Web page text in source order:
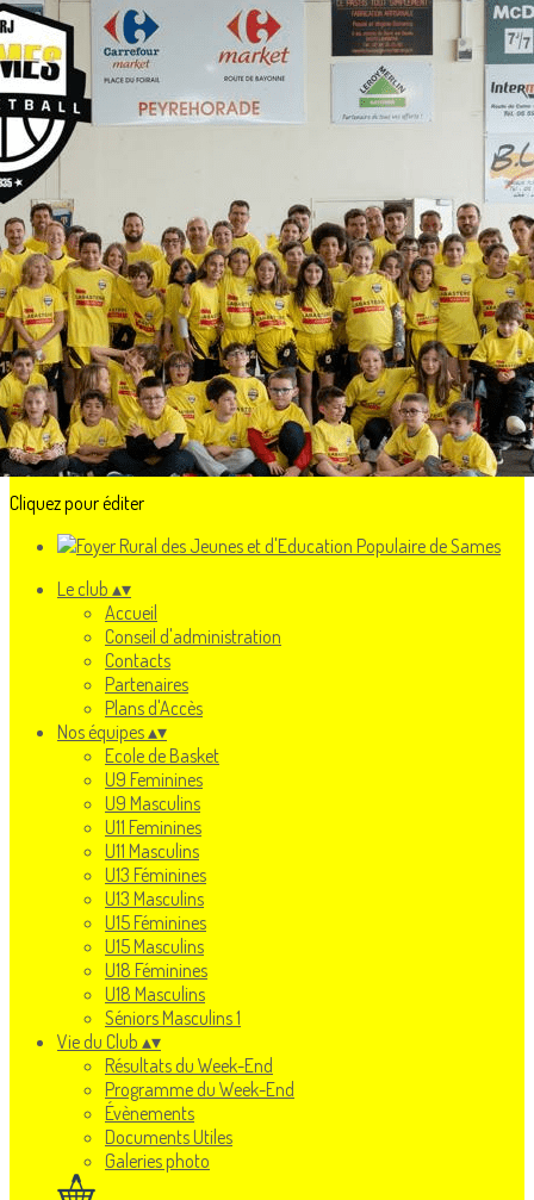
Exporter les lignes sélectionnées
Exporter toutes les colonnes
Exporter uniquement les colonnes affichées
Menu
?>
Images de la page d'accueil
Cliquez pour éditer
Ajoutez un logo, un bouton, des réseaux sociaux
Cliquez pour éditer
Le club ▴▾
Accueil
Conseil d'administration
Contacts
Partenaires
Plans d'Accès
Nos équipes▴▾
Ecole de Basket
U9 Feminines
U9 Masculins
U11 Feminines
U11 Masculins
U13 Féminines
U13 Masculins
U15 Féminines
U15 Masculins
U18 Féminines
U18 Masculins
Séniors Masculins 1
Vie du Club ▴▾
Résultats du Week-End
Programme du Week-End
Évènements
Documents Utiles
Galeries photo